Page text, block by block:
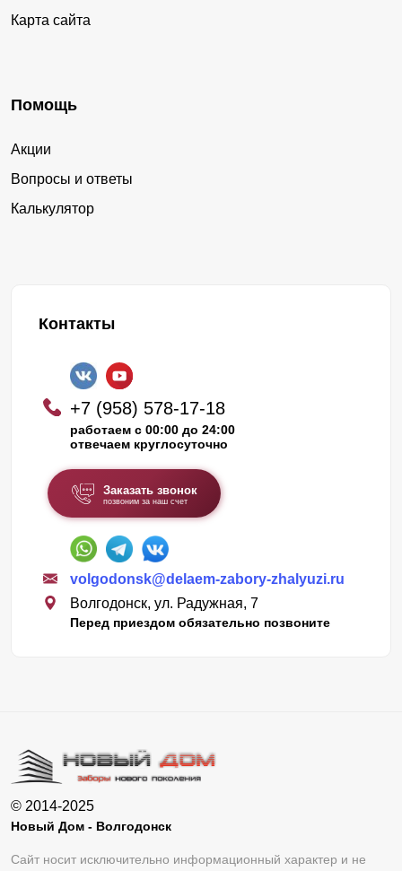
Карта сайта
Помощь
Акции
Вопросы и ответы
Калькулятор
Контакты
+7 (958) 578-17-18
работаем с 00:00 до 24:00
отвечаем круглосуточно
Заказать звонок
позвоним за наш счет
volgodonsk@delaem-zabory-zhalyuzi.ru
Волгодонск, ул. Радужная, 7
Перед приездом обязательно позвоните
© 2014-2025
Новый Дом - Волгодонск
Сайт носит исключительно информационный характер и не